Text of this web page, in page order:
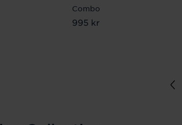
Combo
Pris :995 kr
995 kr